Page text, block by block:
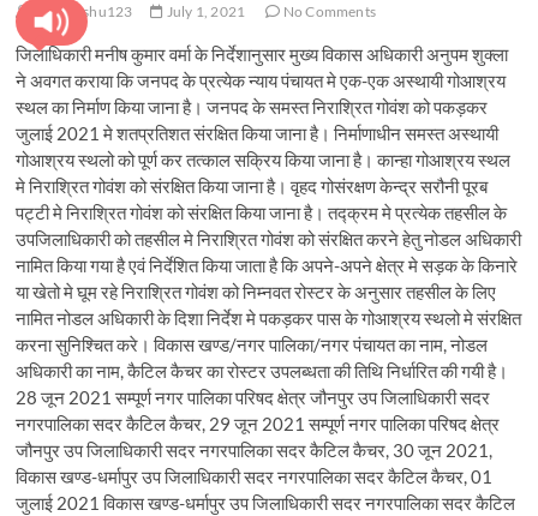
pratyanshu123 July 1, 2021 No Comments
जिलाधिकारी मनीष कुमार वर्मा के निर्देशानुसार मुख्य विकास अधिकारी अनुपम शुक्ला
ने अवगत कराया कि जनपद के प्रत्येक न्याय पंचायत मे एक-एक अस्थायी गोआश्रय
स्थल का निर्माण किया जाना है। जनपद के समस्त निराश्रित गोवंश को पकड़कर
जुलाई 2021 मे शतप्रतिशत संरक्षित किया जाना है। निर्माणाधीन समस्त अस्थायी
गोआश्रय स्थलो को पूर्ण कर तत्काल सक्रिय किया जाना है। कान्हा गोआश्रय स्थल
मे निराश्रित गोवंश को संरक्षित किया जाना है। वृहद गोसंरक्षण केन्द्र सरौनी पूरब
पट्टी मे निराश्रित गोवंश को संरक्षित किया जाना है। तद्क्रम मे प्रत्येक तहसील के
उपजिलाधिकारी को तहसील मे निराश्रित गोवंश को संरक्षित करने हेतु नोडल अधिकारी
नामित किया गया है एवं निर्देशित किया जाता है कि अपने-अपने क्षेत्र मे सड़क के किनारे
या खेतो मे घूम रहे निराश्रित गोवंश को निम्नवत रोस्टर के अनुसार तहसील के लिए
नामित नोडल अधिकारी के दिशा निर्देश मे पकड़कर पास के गोआश्रय स्थलो मे संरक्षित
करना सुनिश्चित करे। विकास खण्ड/नगर पालिका/नगर पंचायत का नाम, नोडल
अधिकारी का नाम, कैटिल कैचर का रोस्टर उपलब्धता की तिथि निर्धारित की गयी है।
28 जून 2021 सम्पूर्ण नगर पालिका परिषद क्षेत्र जौनपुर उप जिलाधिकारी सदर
नगरपालिका सदर कैटिल कैचर, 29 जून 2021 सम्पूर्ण नगर पालिका परिषद क्षेत्र
जौनपुर उप जिलाधिकारी सदर नगरपालिका सदर कैटिल कैचर, 30 जून 2021,
विकास खण्ड-धर्मापुर उप जिलाधिकारी सदर नगरपालिका सदर कैटिल कैचर, 01
जुलाई 2021 विकास खण्ड-धर्मापुर उप जिलाधिकारी सदर नगरपालिका सदर कैटिल